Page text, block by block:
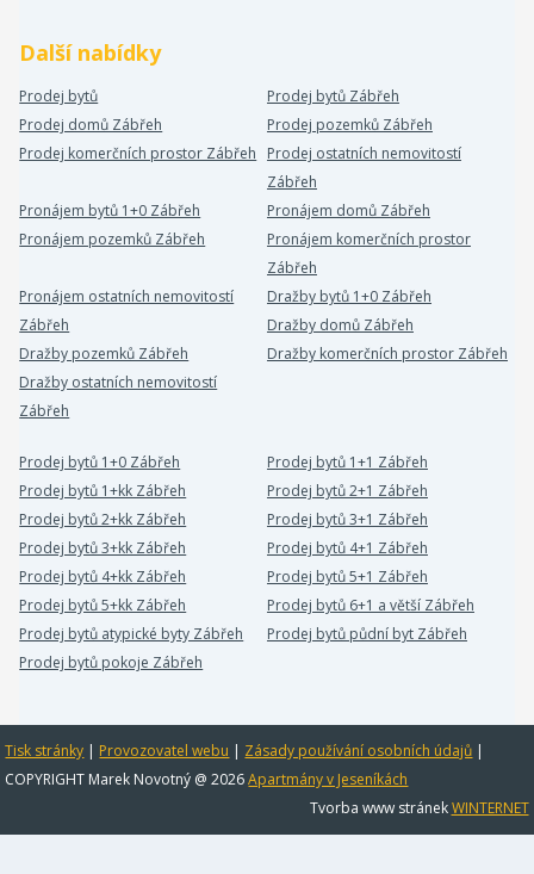
Další nabídky
Prodej bytů
Prodej bytů Zábřeh
Prodej domů Zábřeh
Prodej pozemků Zábřeh
Prodej komerčních prostor Zábřeh
Prodej ostatních nemovitostí
Zábřeh
Pronájem bytů 1+0 Zábřeh
Pronájem domů Zábřeh
Pronájem pozemků Zábřeh
Pronájem komerčních prostor
Zábřeh
Pronájem ostatních nemovitostí
Zábřeh
Dražby bytů 1+0 Zábřeh
Dražby domů Zábřeh
Dražby pozemků Zábřeh
Dražby komerčních prostor Zábřeh
Dražby ostatních nemovitostí
Zábřeh
Prodej bytů 1+0 Zábřeh
Prodej bytů 1+1 Zábřeh
Prodej bytů 1+kk Zábřeh
Prodej bytů 2+1 Zábřeh
Prodej bytů 2+kk Zábřeh
Prodej bytů 3+1 Zábřeh
Prodej bytů 3+kk Zábřeh
Prodej bytů 4+1 Zábřeh
Prodej bytů 4+kk Zábřeh
Prodej bytů 5+1 Zábřeh
Prodej bytů 5+kk Zábřeh
Prodej bytů 6+1 a větší Zábřeh
Prodej bytů atypické byty Zábřeh
Prodej bytů půdní byt Zábřeh
Prodej bytů pokoje Zábřeh
Tisk stránky | Provozovatel webu | Zásady používání osobních údajů |
COPYRIGHT Marek Novotný @ 2026Apartmány v Jeseníkách
Tvorba www stránekWINTERNET